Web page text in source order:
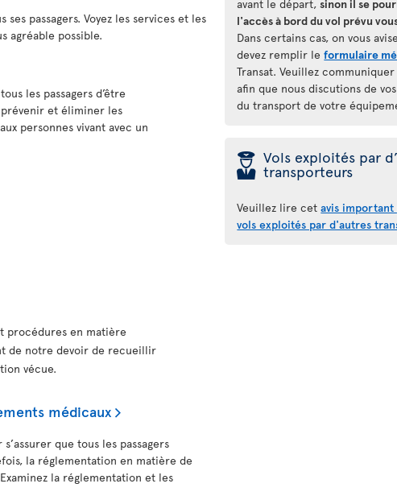
passagers. Voyez les services et les
agréable possible.
les passagers d’être
et éliminer les
personnes vivant avec un
procédures en matière
de notre devoir de recueillir
vécue.
médicaux
que tous les passagers
la réglementation en matière de
la réglementation et les
avant le départ,sinon il se
l'accès à bord du vol prévu
Dans certains cas, on vous
devez remplir leformulaire
Transat. Veuillez
afin que nous discutions de
du transport de votre
þ Vols exploités par
transporteurs
Veuillez lire cetavis
vols exploités par d'autres